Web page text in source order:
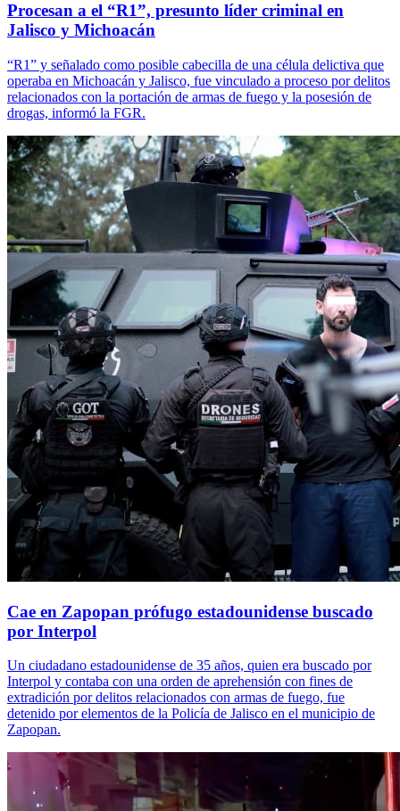
Procesan a el “R1”, presunto líder criminal en
Jalisco y Michoacán
“R1” y señalado como posible cabecilla de una célula delictiva que
operaba en Michoacán y Jalisco, fue vinculado a proceso por delitos
relacionados con la portación de armas de fuego y la posesión de
drogas, informó la FGR.
Cae en Zapopan prófugo estadounidense buscado
por Interpol
Un ciudadano estadounidense de 35 años, quien era buscado por
Interpol y contaba con una orden de aprehensión con fines de
extradición por delitos relacionados con armas de fuego, fue
detenido por elementos de la Policía de Jalisco en el municipio de
Zapopan.